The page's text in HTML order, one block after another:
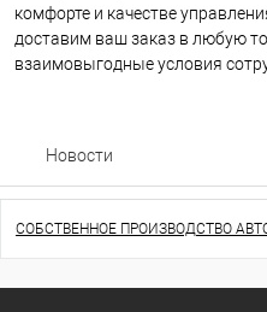
комфорте и качестве
доставим ваш заказ в любую
взаимовыгодные условия
Новости
СОБСТВЕННОЕ ПРОИЗВОДСТВО